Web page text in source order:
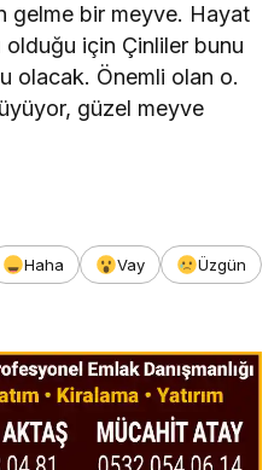
gelme bir meyve. Hayat
olduğu için Çinliler bunu
olacak. Önemli olan o.
güzel meyve
Haha Vay
Üzgün